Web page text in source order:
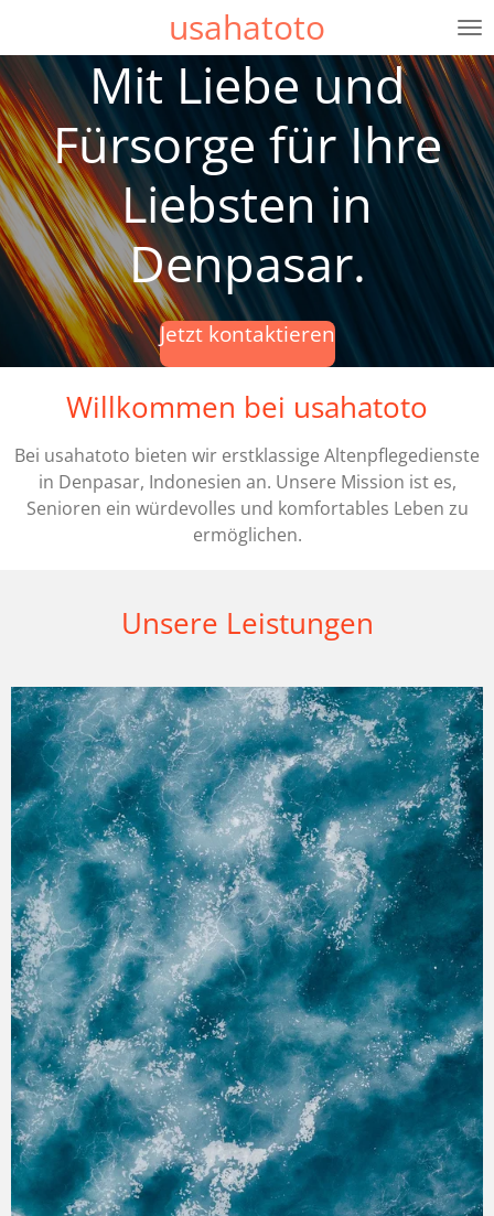
springen
usahatoto
Mit Liebe und
Fürsorge für Ihre
Liebsten in
Denpasar.
Jetzt kontaktieren
Willkommen bei usahatoto
Bei usahatoto bieten wir erstklassige Altenpflegedienste
in Denpasar, Indonesien an. Unsere Mission ist es,
Senioren ein würdevolles und komfortables Leben zu
ermöglichen.
Unsere Leistungen